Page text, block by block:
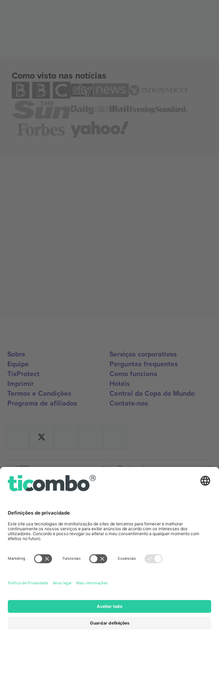
Como visto nas notícias
Sobre
Equipe
TixProtect
Imprimir
Termos e Condições
Programa de afiliados
Serviços corporativos
Perguntas frequentes
Como funciona
Hotéis
Central da Copa do Mundo
Contate-nos
Germany
Unter den Linden 24, 10117
United Kingdom
167 City Road, London, Greater
Kingdom
United States
Newark, Delaware 19713, United
States
Engelberg, Switzerland